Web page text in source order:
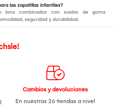
las zapatillas infantiles?
lona combinados con suelas de goma
seguridad y durabilidad.
Cambios y devoluciones
En nuestras 26 tiendas a nivel